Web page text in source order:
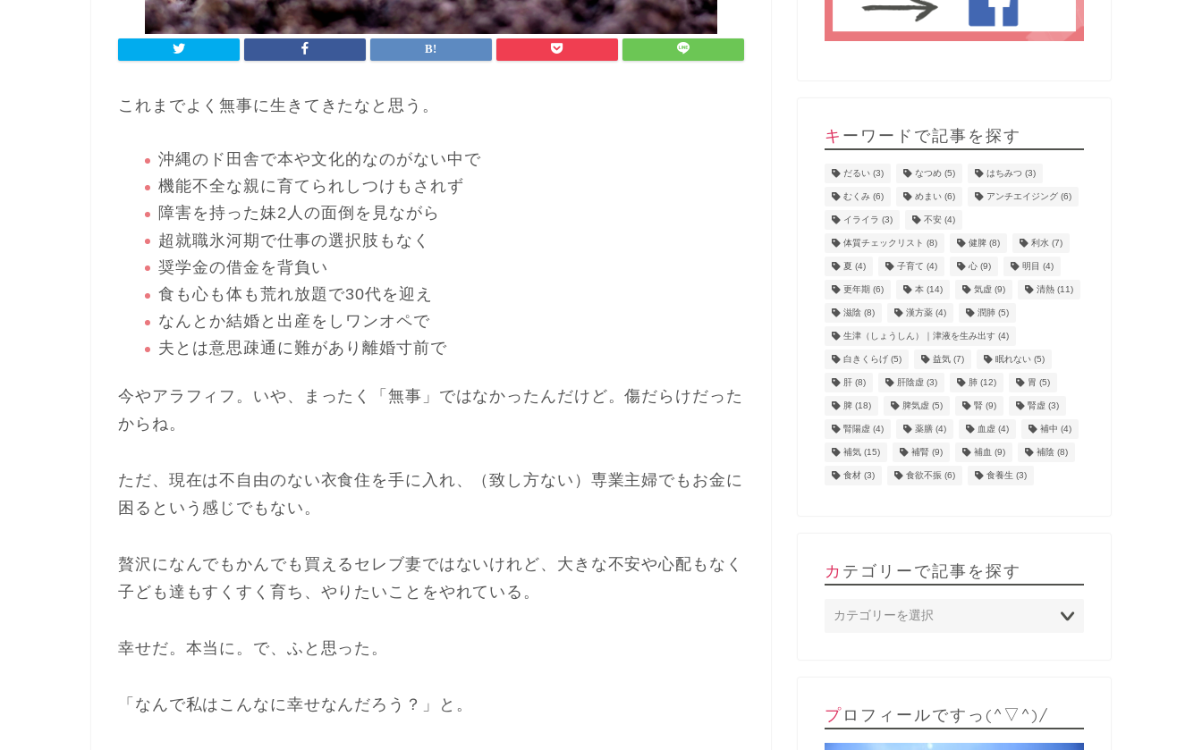
これまでよく無事に生きてきたなと思う。
沖縄のド田舎で本や文化的なのがない中で
機能不全な親に育てられしつけもされず
障害を持った妹2人の面倒を見ながら
超就職氷河期で仕事の選択肢もなく
奨学金の借金を背負い
食も心も体も荒れ放題で30代を迎え
なんとか結婚と出産をしワンオペで
夫とは意思疎通に難があり離婚寸前で
今やアラフィフ。いや、まったく「無事」ではなかったんだけど。傷だらけだった
からね。
ただ、現在は不自由のない衣食住を手に入れ、（致し方ない）専業主婦でもお金に
困るという感じでもない。
贅沢になんでもかんでも買えるセレブ妻ではないけれど、大きな不安や心配もなく
子ども達もすくすく育ち、やりたいことをやれている。
幸せだ。本当に。で、ふと思った。
「なんで私はこんなに幸せなんだろう？」と。
キーワードで記事を探す
だるい(3) なつめ(5) はちみつ (3)
むくみ(6) めまい(6) アンチエイジング(6)
イライラ (3) 不安(4)
体質チェックリスト (8) 健脾(8) 利水 (7)
夏 (4) 子育て (4) 心(9) 明目 (4)
更年期 (6) 本(14) 気虚(9) 清熱(11)
滋陰(8) 漢方薬(4) 潤肺(5)
生津（しょうしん）｜津液を生み出す(4)
白きくらげ(5) 益気(7) 眠れない(5)
肝(8) 肝陰虚(3) 肺(12) 胃 (5)
脾(18) 脾気虚(5) 腎(9) 腎虚(3)
腎陽虚(4) 薬膳(4) 血虚(4) 補中 (4)
補気(15) 補腎(9) 補血 (9) 補陰(8)
食材(3) 食欲不振 (6) 食養生 (3)
カテゴリーで記事を探す
プロフィールですっ(^▽^)/